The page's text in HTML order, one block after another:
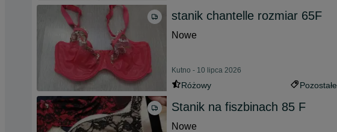
stanik chantelle rozmiar 65F
Nowe
Kutno - 10 lipca 2026
Różowy Pozostałe
Stanik na fiszbinach 85 F
Nowe